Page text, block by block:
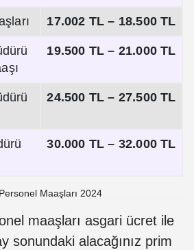
17.002 TL – 18.500 TL
19.500 TL – 21.000 TL
24.500 TL – 27.500 TL
30.000 TL – 32.000 TL
Maaşları 2024
maaşları asgari ücret ile
sonundaki alacağınız prim